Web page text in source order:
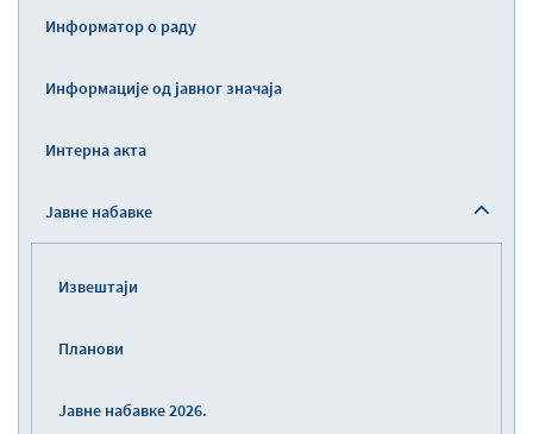
Информатор о раду
Информације од јавног значаја
Интерна акта
Јавне набавке
Извештаји
Планови
Јавне набавке 2026.